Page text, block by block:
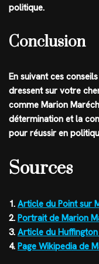
politique.
Conclusion
En suivant ces
dressent sur votre
comme Marion
détermination et la
pour réussir en
Sources
1. Article du Point sur
2. Portrait de Marion
3. Article du
4. Page Wikipedia de